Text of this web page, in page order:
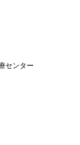
静岡工場
センター
式会社